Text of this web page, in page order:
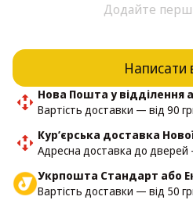
Додайте
Написати
Нова Пошта у відділення
Вартість доставки — від 90
Кур’єрська доставка
Адресна доставка до дверей
Укрпошта Стандарт або
Вартість доставки — від 50